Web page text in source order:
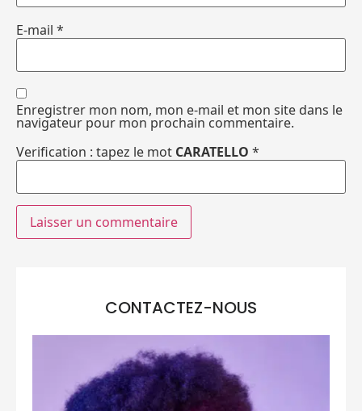
E-mail *
Enregistrer mon nom, mon e-mail et mon site dans le
navigateur pour mon prochain commentaire.
Verification : tapez le mot CARATELLO *
CONTACTEZ-NOUS